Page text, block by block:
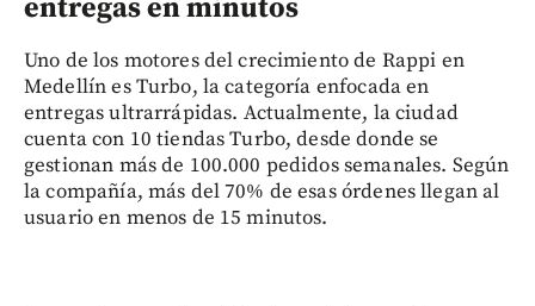
entregas en minutos
Uno de los motores del crecimiento de Rappi en
Medellín es Turbo, la categoría enfocada en
entregas ultrarrápidas. Actualmente, la ciudad
cuenta con 10 tiendas Turbo, desde donde se
gestionan más de 100.000 pedidos semanales. Según
la compañía, más del 70% de esas órdenes llegan al
usuario en menos de 15 minutos.